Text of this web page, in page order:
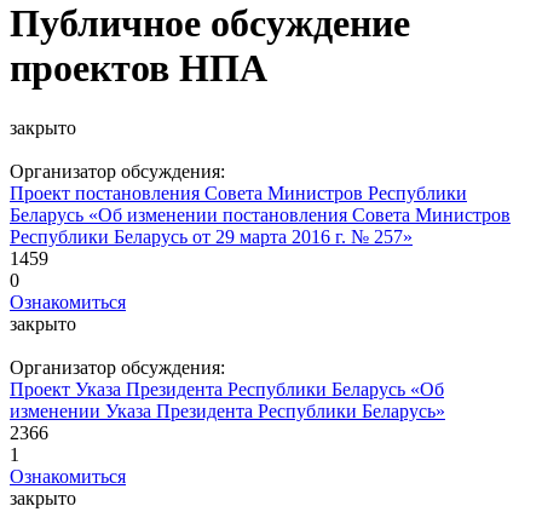
Публичное обсуждение
проектов НПА
закрыто
Организатор обсуждения:
Проект постановления Совета Министров Республики
Беларусь «Об изменении постановления Совета Министров
Республики Беларусь от 29 марта 2016 г. № 257»
1459
0
Ознакомиться
закрыто
Организатор обсуждения:
Проект Указа Президента Республики Беларусь «Об
изменении Указа Президента Республики Беларусь»
2366
1
Ознакомиться
закрыто